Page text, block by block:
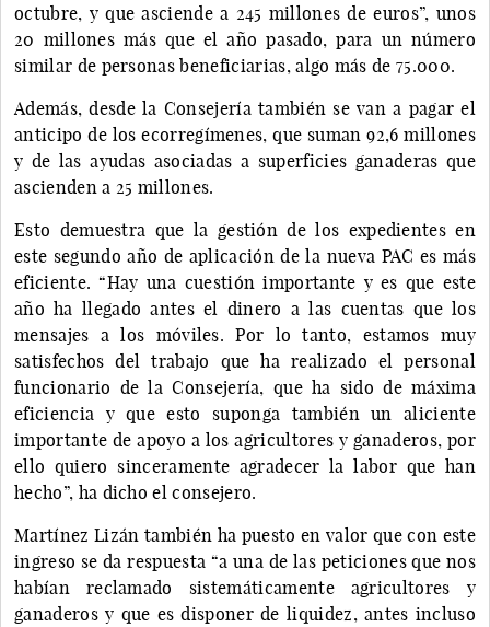
octubre, y que asciende a 245 millones de euros”, unos
20 millones más que el año pasado, para un número
similar de personas beneficiarias, algo más de 75.000.
Además, desde la Consejería también se van a pagar el
anticipo de los ecorregímenes, que suman 92,6 millones
y de las ayudas asociadas a superficies ganaderas que
ascienden a 25 millones.
Esto demuestra que la gestión de los expedientes en
este segundo año de aplicación de la nueva PAC es más
eficiente. “Hay una cuestión importante y es que este
año ha llegado antes el dinero a las cuentas que los
mensajes a los móviles. Por lo tanto, estamos muy
satisfechos del trabajo que ha realizado el personal
funcionario de la Consejería, que ha sido de máxima
eficiencia y que esto suponga también un aliciente
importante de apoyo a los agricultores y ganaderos, por
ello quiero sinceramente agradecer la labor que han
hecho”, ha dicho el consejero.
Martínez Lizán también ha puesto en valor que con este
ingreso se da respuesta “a una de las peticiones que nos
habían reclamado sistemáticamente agricultores y
ganaderos y que es disponer de liquidez, antes incluso